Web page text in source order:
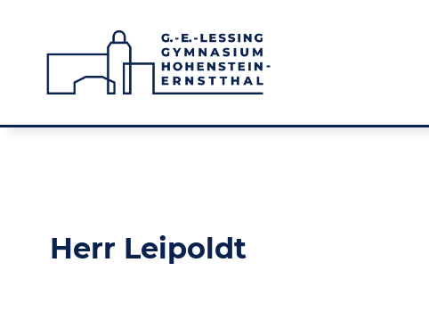
springen
Herr Leipoldt